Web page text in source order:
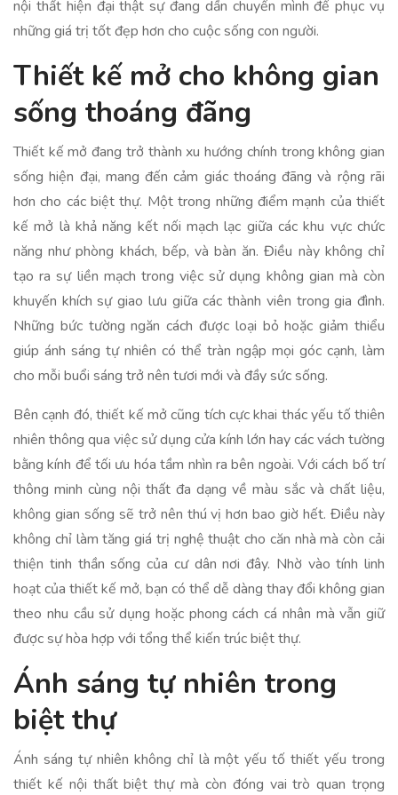
nội thất hiện đại thật sự đang dần chuyển mình để phục vụ
những giá trị tốt đẹp hơn cho cuộc sống con người.
Thiết kế mở cho không gian
sống thoáng đãng
Thiết kế mở đang trở thành xu hướng chính trong không gian
sống hiện đại, mang đến cảm giác thoáng đãng và rộng rãi
hơn cho các biệt thự. Một trong những điểm mạnh của thiết
kế mở là khả năng kết nối mạch lạc giữa các khu vực chức
năng như phòng khách, bếp, và bàn ăn. Điều này không chỉ
tạo ra sự liền mạch trong việc sử dụng không gian mà còn
khuyến khích sự giao lưu giữa các thành viên trong gia đình.
Những bức tường ngăn cách được loại bỏ hoặc giảm thiểu
giúp ánh sáng tự nhiên có thể tràn ngập mọi góc cạnh, làm
cho mỗi buổi sáng trở nên tươi mới và đầy sức sống.
Bên cạnh đó, thiết kế mở cũng tích cực khai thác yếu tố thiên
nhiên thông qua việc sử dụng cửa kính lớn hay các vách tường
bằng kính để tối ưu hóa tầm nhìn ra bên ngoài. Với cách bố trí
thông minh cùng nội thất đa dạng về màu sắc và chất liệu,
không gian sống sẽ trở nên thú vị hơn bao giờ hết. Điều này
không chỉ làm tăng giá trị nghệ thuật cho căn nhà mà còn cải
thiện tinh thần sống của cư dân nơi đây. Nhờ vào tính linh
hoạt của thiết kế mở, bạn có thể dễ dàng thay đổi không gian
theo nhu cầu sử dụng hoặc phong cách cá nhân mà vẫn giữ
được sự hòa hợp với tổng thể kiến trúc biệt thự.
Ánh sáng tự nhiên trong
biệt thự
Ánh sáng tự nhiên không chỉ là một yếu tố thiết yếu trong
thiết kế nội thất biệt thự mà còn đóng vai trò quan trọng